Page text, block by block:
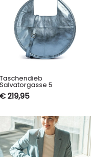
Taschendieb
Salvatorgasse 5
€ 219,95